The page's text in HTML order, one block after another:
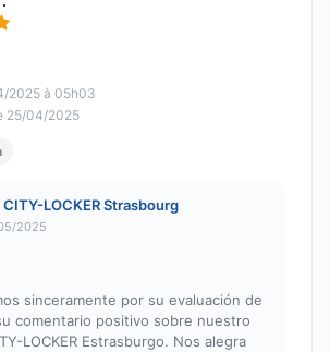
2025 à 05h03
25/04/2025
LOCKER Strasbourg
2025
sinceramente por su evaluación de
comentario positivo sobre nuestro
LOCKER Estrasburgo. Nos alegra